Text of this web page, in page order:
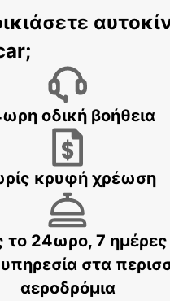
οδική βοήθεια
κρυφή χρέωση
το 24ωρο, 7 ημέρες
στα
αεροδρόμια